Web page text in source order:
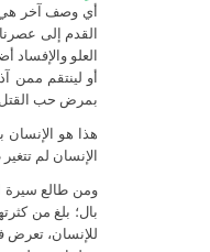
أي وصف آخر هي
القدم إلى
العلو
أو لينتقم ممن
بمرض حب القتل
هذا هو الإنسان
الإنسان لم
ومن طالع سيرة
بال؛ بلغ من
للإنسان، تعرض